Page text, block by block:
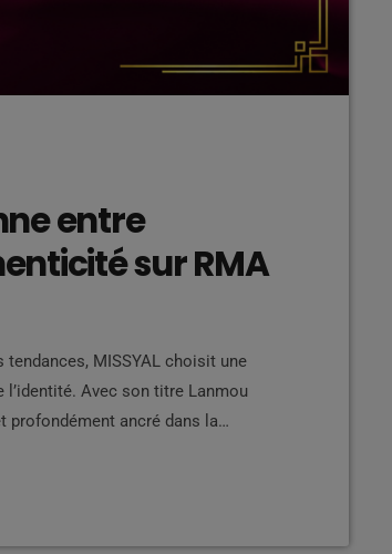
entre
sur RMA
MISSYAL choisit une
l’identité. Avec son titre Lanmou
profondément ancré dans la
les premières images de son